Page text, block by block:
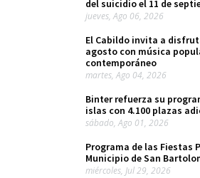
del suicidio el 11 de
jueves, Ago 06, 2026
El Cabildo invita a
agosto con música
contemporáneo
martes, Ago 04, 2026
Binter refuerza su
islas con 4.100 plazas
sábado, Ago 01, 2026
Programa de las Fiestas
Municipio de San
miércoles, Jul 29, 2026